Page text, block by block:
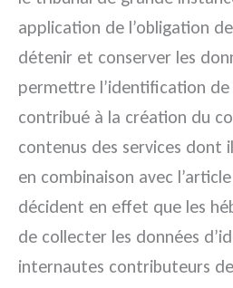
application de l’obligation
détenir et conserver les
permettre l’identification
contribué à la création du
contenus des services dont
en combinaison avec
décident en effet que les
de collecter les données
internautes contributeurs